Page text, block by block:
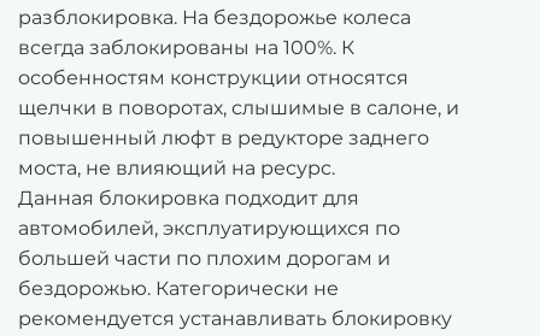
разблокировка. На бездорожье колеса
всегда заблокированы на 100%. К
особенностям конструкции относятся
щелчки в поворотах, слышимые в салоне, и
повышенный люфт в редукторе заднего
моста, не влияющий на ресурс.
Данная блокировка подходит для
автомобилей, эксплуатирующихся по
большей части по плохим дорогам и
бездорожью. Категорически не
рекомендуется устанавливать блокировку